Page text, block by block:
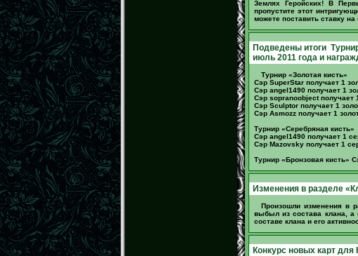
Землях Геройских! В
пропустите этот
можете поставить ставку
Подведены итоги
июль 2011 года и
Турнир «Золотая кисть»
Сэр SuperStar получает 1
Сэр angel1490 получает 1
Сэр sopranoobject получает
Сэр Sculptor получает 1
Сэр Asmozz получает 1
Турнир «Серебряная кисть»
Сэр angel1490 получает 1
Сэр Mazovsky получает 1
Турнир «Бронзовая кисть»
Изменения в разделе
Произошли изменения в
выбыл из состава клана, а
составе клана и его
Конкурс новых карт для